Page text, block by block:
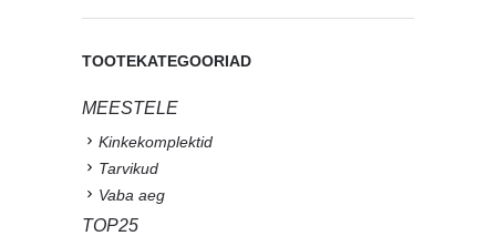
TOOTEKATEGOORIAD
MEESTELE
Kinkekomplektid
Tarvikud
Vaba aeg
TOP25